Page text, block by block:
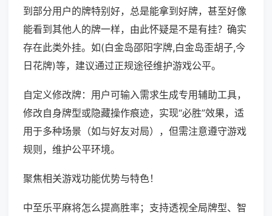
到部分用户的牌特别好，总是能拿到好牌，甚至好像
能看到其他人的牌一样，由此怀疑是不是有挂？确实
存在此类外挂。如(白金岛邵阳字牌,白金岛歪胡子,今
日花牌)等，建议通过正规途径维护游戏公平。
自定义修改牌：用户可输入需求生成专用辅助工具，
修改自身牌型或隐藏操作痕迹，实现“必胜”效果，适
用于多种场景（如与好友对局），但需注意遵守游戏
规则，维护公平环境。
聚焦相关游戏功能优势与特色！
中至乐平麻将怎么提高胜率；支持透视全局牌型、智